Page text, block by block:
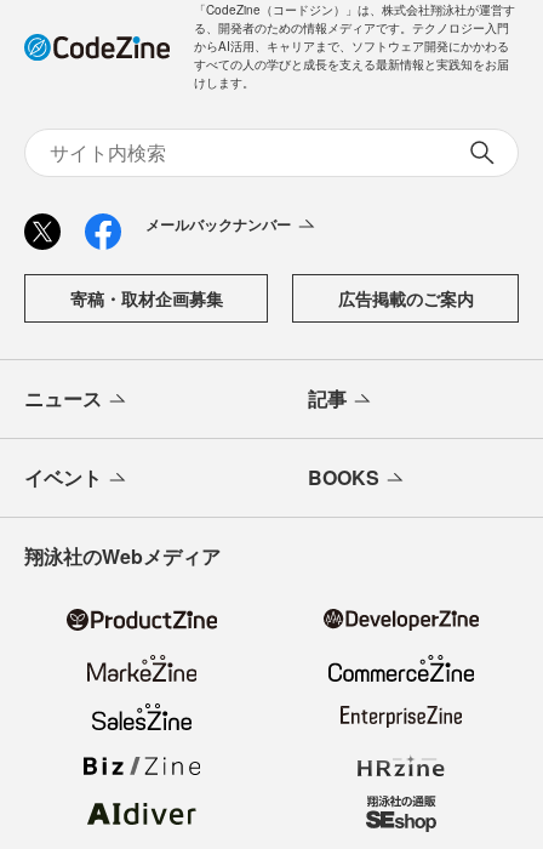
「CodeZine（コードジン）」は、株式会社翔泳社が運営す
る、開発者のための情報メディアです。テクノロジー入門
からAI活用、キャリアまで、ソフトウェア開発にかかわる
すべての人の学びと成長を支える最新情報と実践知をお届
けします。
メールバックナンバー
寄稿・取材企画募集 広告掲載のご案内
ニュース 記事
イベント BOOKS
翔泳社のWebメディア